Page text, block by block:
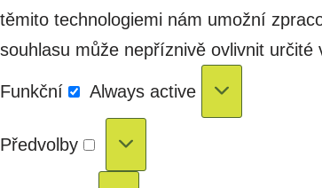
těmito technologiemi nám umožní
souhlasu může nepříznivě ovlivnit určité
Funkční Always active
Předvolby